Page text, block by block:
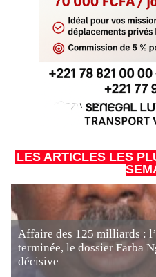
LES ARTICLES LES
Affaire des 125 milliards :
terminée, le dossier Farba
décisive